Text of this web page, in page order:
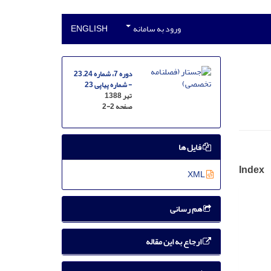
ورود به سامانه ENGLISH
Index
دوره 7، شماره 23.24
- شماره پیاپی 23
تیر 1388
صفحه2-2
فایل ها
XML
هم رسانی
ارجاع به این مقاله